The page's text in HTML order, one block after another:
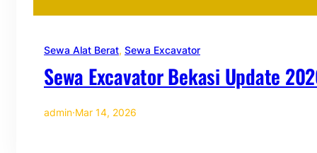
Sewa Alat Berat, Sewa Excavator
Sewa Excavator Bekasi Update
admin·Mar 14, 2026